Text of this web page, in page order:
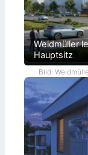
Weidmüller
Hauptsitz
Bild: